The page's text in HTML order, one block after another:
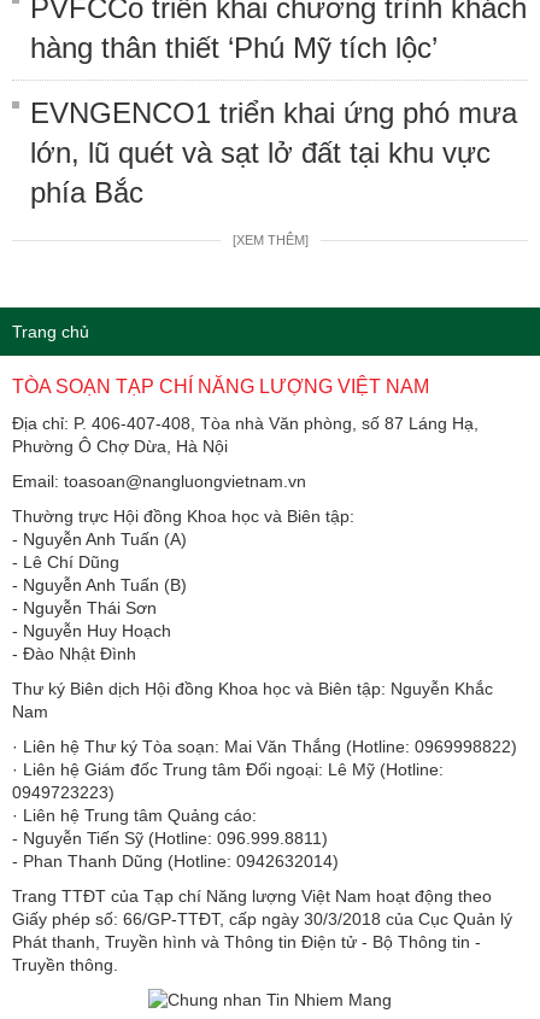
PVFCCo triển khai chương trình khách
hàng thân thiết ‘Phú Mỹ tích lộc’
EVNGENCO1 triển khai ứng phó mưa
lớn, lũ quét và sạt lở đất tại khu vực
phía Bắc
[XEM THÊM]
Trang chủ
TÒA SOẠN TẠP CHÍ NĂNG LƯỢNG VIỆT NAM
Địa chỉ: P. 406-407-408, Tòa nhà Văn phòng, số 87 Láng Hạ,
Phường Ô Chợ Dừa, Hà Nội
Email: toasoan@nangluongvietnam.vn
Thường trực Hội đồng Khoa học và Biên tập:
​​​​​​- Nguyễn Anh Tuấn (A)
- Lê Chí Dũng
- Nguyễn Anh Tuấn (B)
- Nguyễn Thái Sơn
- Nguyễn Huy Hoạch
- Đào Nhật Đình
Thư ký Biên dịch Hội đồng Khoa học và Biên tập: Nguyễn Khắc
Nam
· Liên hệ Thư ký Tòa soạn: Mai Văn Thắng (Hotline: 0969998822)
· Liên hệ Giám đốc Trung tâm Đối ngoại: Lê Mỹ (Hotline:
0949723223)
· Liên hệ Trung tâm Quảng cáo:
- Nguyễn Tiến Sỹ (Hotline: 096.999.8811)
- Phan Thanh Dũng (Hotline: 0942632014)
Trang TTĐT của Tạp chí Năng lượng Việt Nam hoạt động theo
Giấy phép số: 66/GP-TTĐT, cấp ngày 30/3/2018 của Cục Quản lý
Phát thanh, Truyền hình và Thông tin Điện tử - Bộ Thông tin -
Truyền thông.